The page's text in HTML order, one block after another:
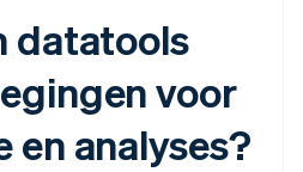
datatools
voor
en analyses?